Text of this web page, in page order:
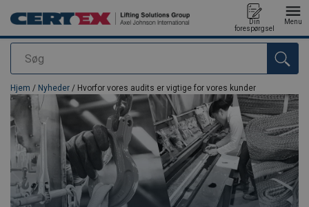
Søg
Din
forespørgsel
Menu
Produktet blev tilføjet til din forespørgsel
Hjem / Nyheder / Hvorfor vores audits er vigtige for vores kunder